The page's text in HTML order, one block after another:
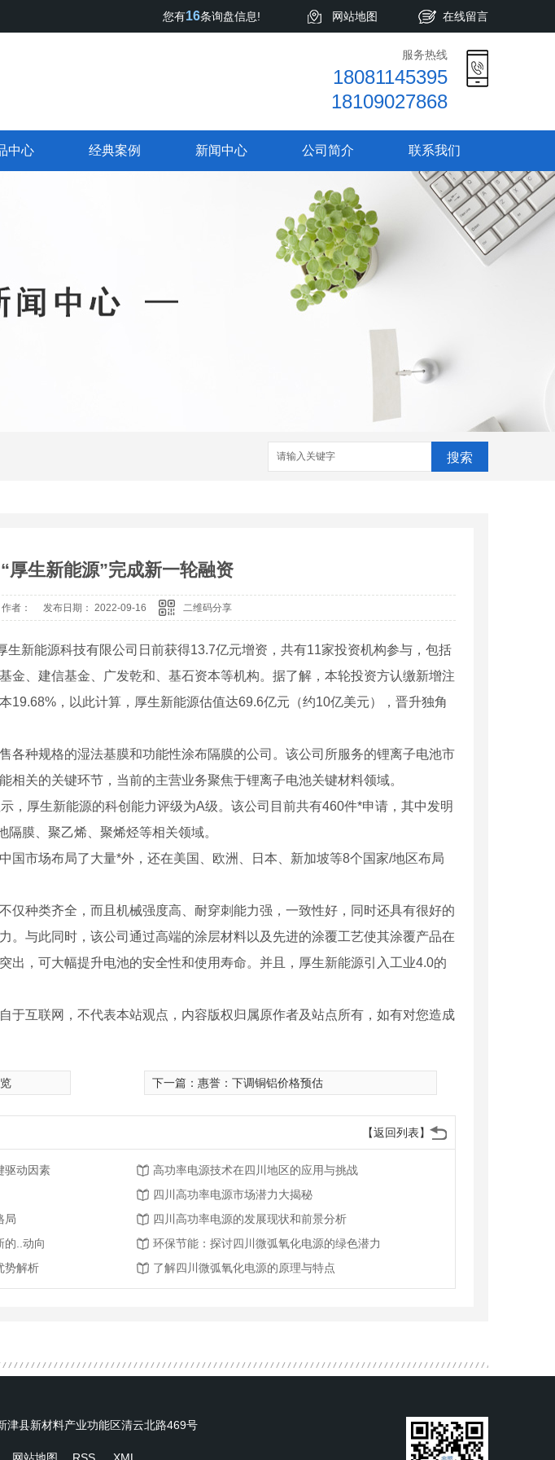
网站地图 在线留言
您有16条询盘信息!
服务热线
18081145395
18109027868
中心 经典案例 新闻中心 公司简介 联系我们
搜索
发生器
“厚生新能源”完成新一轮融资
作者： 发布日期： 2022-09-16 二维码分享
生新能源科技有限公司日前获得13.7亿元增资，共有11家投资机构参与，包括
金、建信基金、广发乾和、基石资本等机构。据了解，本轮投资方认缴新增注
19.68%，以此计算，厚生新能源估值达69.6亿元（约10亿美元），晋升独角
各种规格的湿法基膜和功能性涂布隔膜的公司。该公司所服务的锂离子电池市
相关的关键环节，当前的主营业务聚焦于锂离子电池关键材料领域。
，厚生新能源的科创能力评级为A级。该公司目前共有460件*申请，其中发明
膜、聚乙烯、聚烯烃等相关领域。
国市场布局了大量*外，还在美国、欧洲、日本、新加坡等8个国家/地区布局
仅种类齐全，而且机械强度高、耐穿刺能力强，一致性好，同时还具有很好的
。与此同时，该公司通过高端的涂层材料以及先进的涂覆工艺使其涂覆产品在
出，可大幅提升电池的安全性和使用寿命。并且，厚生新能源引入工业4.0的
于互联网，不代表本站观点，内容版权归属原作者及站点所有，如有对您造成
下一篇： 惠誉：下调铜铝价格预估
【返回列表】
驱动因素
高功率电源技术在四川地区的应用与挑战
四川高功率电源市场潜力大揭秘
局
四川高功率电源的发展现状和前景分析
的..动向
环保节能：探讨四川微弧氧化电源的绿色潜力
势解析
了解四川微弧氧化电源的原理与特点
县新材料产业功能区清云北路469号